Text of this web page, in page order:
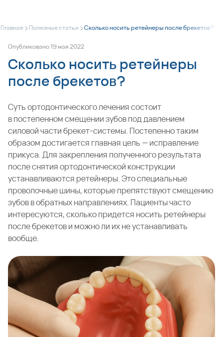
Главная > Полезные статьи >Сколько носить ретейнеры после брекетов?
Опубликовано19мая2022
Сколько носить ретейнеры
после брекетов?
Суть ортодонтического лечения состоит
в постепенном смещении зубов под давлением
силовой частибрекет-системы. Постепенно таким
образом достигается главная цель — исправление
прикуса. Для закрепления полученного результата
после снятия ортодонтической конструкции
устанавливаются ретейнеры. Это специальные
проволочные шины, которые препятствуют смещению
зубов в обратных направлениях. Пациенты часто
интересуются, сколько придется носить ретейнеры
после брекетов и можно ли их не устанавливать
вообще.